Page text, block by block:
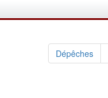
Dépêches